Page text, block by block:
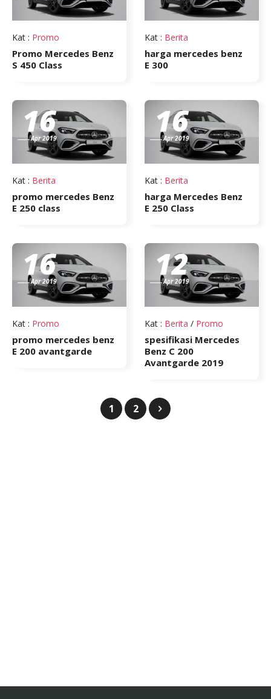
Kat : Promo
Promo Mercedes Benz
S 450 Class
Kat : Berita
harga mercedes benz
E 300
16
Apr 2019
Kat : Berita
promo mercedes Benz
E 250 class
16
Apr 2019
Kat : Berita
harga Mercedes Benz
E 250 Class
16
Apr 2019
Kat : Promo
promo mercedes benz
E 200 avantgarde
12
Apr 2019
Kat : Berita / Promo
spesifikasi Mercedes
Benz C 200
Avantgarde 2019
1 2